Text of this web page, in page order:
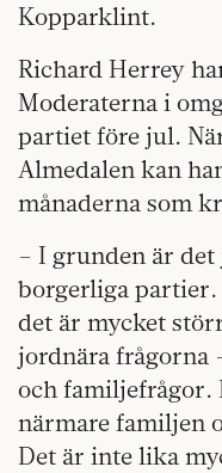
Kopparklint.
Richard Herrey
Moderaterna i
partiet före jul.
Almedalen kan
månaderna som
– I grunden är
borgerliga
det är mycket
jordnära frågorna
och familjefrågor.
närmare familjen
Det är inte lika